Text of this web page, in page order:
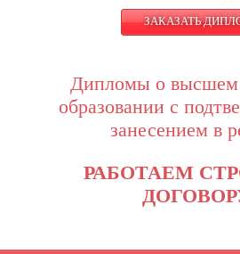
ЗАКАЗАТЬ
Дипломы о высшем
образовании с
занесением в
РАБОТАЕМ